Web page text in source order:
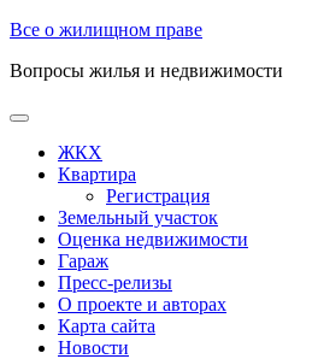
Skip
content
Все о жилищном праве
Вопросы жилья и недвижимости
Open
ButtonЖКХ
Квартира
Регистрация
Земельный участок
Оценка недвижимости
Гараж
Пресс-релизы
О проекте и авторах
Карта сайта
Новости